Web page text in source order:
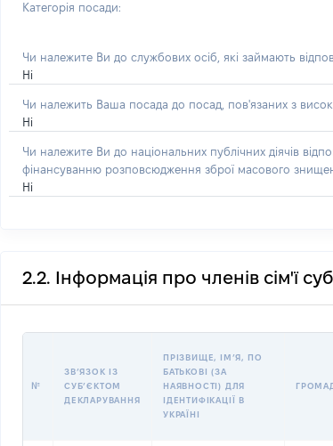
Категорія посади:
Чи належите Ви до службових осіб, які займають
Ні
Чи належить Ваша посада до посад, пов'язаних з
Ні
Чи належите Ви до національних публічних діячів
фінансуванню розповсюдження зброї масового
Ні
2.2. Інформація про членів сім'ї
№
ЗВʼЯЗОК ІЗ
СУБʼЄКТОМ
ДЕКЛАРУВАННЯ
ПРІЗВИЩЕ, ІМʼЯ, ПО
БАТЬКОВІ (ЗА
НАЯВНОСТІ) ДЛЯ
ІДЕНТИФІКАЦІЇ В
УКРАЇНІ